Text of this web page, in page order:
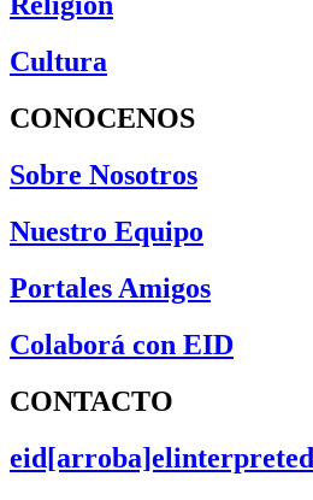
Cultura
CONOCENOS
Sobre Nosotros
Nuestro Equipo
Portales Amigos
Colaborá con EID
CONTACTO